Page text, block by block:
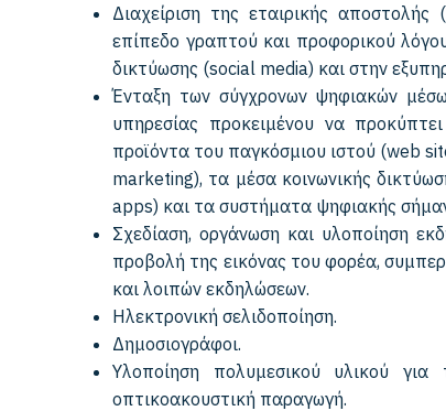
Διαχείριση της εταιρικής
επίπεδο γραπτού και προφορικού
δικτύωσης (social media) και στην
Ένταξη των σύγχρονων ψηφιακών
υπηρεσίας προκειμένου να
προϊόντα του παγκόσμιου ιστού (web
marketing), τα μέσα κοινωνικής
apps) και τα συστήματα ψηφιακής
Σχεδίαση, οργάνωση και υλοποίηση
προβολή της εικόνας του φορέα,
και λοιπών εκδηλώσεων.
Ηλεκτρονική σελιδοποίηση.
Δημοσιογράφοι.
Υλοποίηση πολυμεσικού υλικού
οπτικοακουστική παραγωγή.